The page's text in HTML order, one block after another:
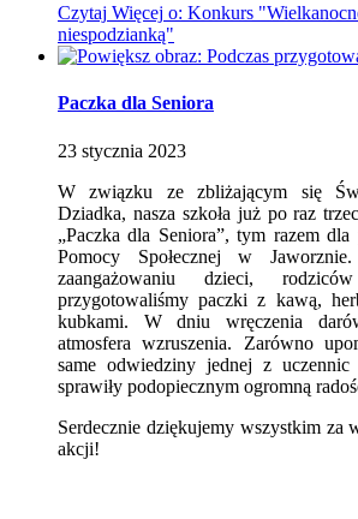
Czytaj Więcej o: Konkurs
niespodzianką"
Paczka dla Seniora
23 stycznia 2023
W związku ze zbliżającym się
Dziadka, nasza szkoła już po raz
„Paczka dla Seniora”, tym razem
Pomocy Społecznej w
zaangażowaniu dzieci,
przygotowaliśmy paczki z kawą,
kubkami. W dniu wręczenia
atmosfera wzruszenia. Zarówno
same odwiedziny jednej z
sprawiły podopiecznym ogromną
Serdecznie dziękujemy wszystkim za
akcji!